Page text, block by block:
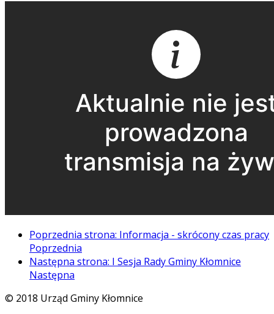
Poprzednia strona: Informacja - skrócony czas pracy
Poprzednia
Następna strona: I Sesja Rady Gminy Kłomnice
Następna
© 2018 Urząd Gminy Kłomnice